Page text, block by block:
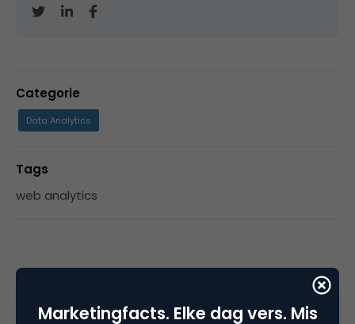
Categorie
Data Analytics
Tags
web analytics
Plaats reactie
Je moetingelogd zijn opom een reactie te
Marketingfacts. Elke dag vers. Mis